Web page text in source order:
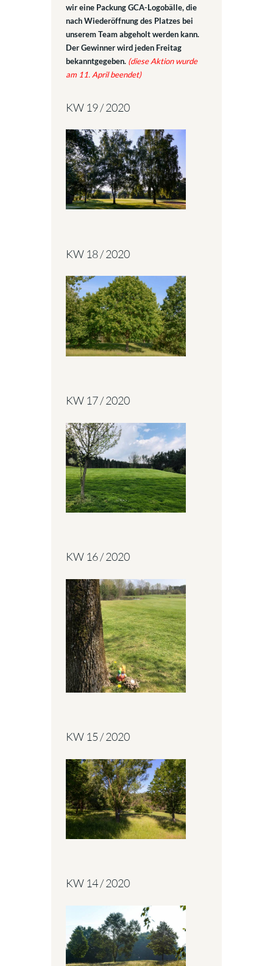
wir eine Packung GCA-Logobälle, die
nach Wiederöffnung des Platzes bei
unserem Team abgeholt werden kann.
Der Gewinner wird jeden Freitag
bekanntgegeben. (diese Aktion wurde
am 11. April beendet)
KW 19 / 2020
KW 18 / 2020
KW 17 / 2020
KW 16 / 2020
KW 15 / 2020
KW 14 / 2020